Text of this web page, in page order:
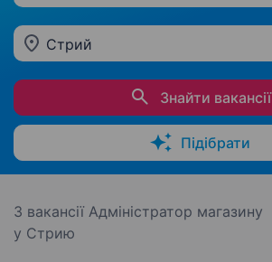
Стрий
Знайти вакансії
Підібрати
3 вакансії Адміністратор магазину
у Стрию